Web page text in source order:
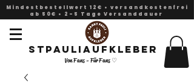
Mindestbestellwert 12€ • versandkostenfrei
ab 50€ • 2-5 Tage Versanddauer
Stpauliaufkleber
Von Fans - Für Fans ♡